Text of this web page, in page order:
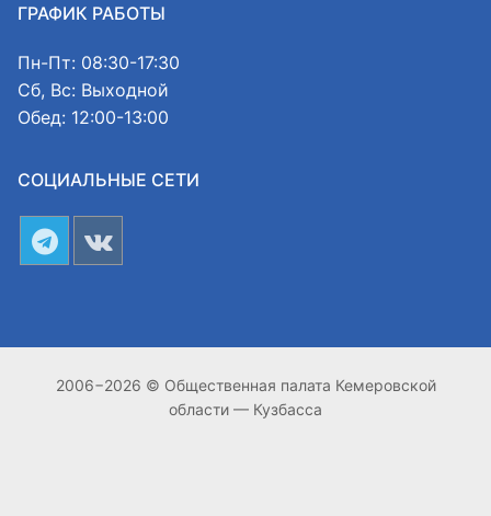
ГРАФИК РАБОТЫ
Пн-Пт: 08:30-17:30
Сб, Вс: Выходной
Обед: 12:00-13:00
СОЦИАЛЬНЫЕ СЕТИ
2006−2026 © Общественная палата Кемеровской
области — Кузбасса